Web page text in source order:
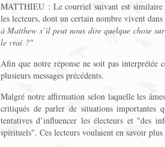
MATTHIEU : Le courriel suivant est similaire
les lecteurs, dont un certain nombre vivent
à Matthew s’il peut nous dire quelque chose
le vrai ?"
Afin que notre réponse ne soit pas interprétée
plusieurs messages précédents.
Malgré notre affirmation selon laquelle les
critiqués de parler de situations importantes
tentatives d’influencer les électeurs et "des
spirituels". Ces lecteurs voulaient en savoir plus